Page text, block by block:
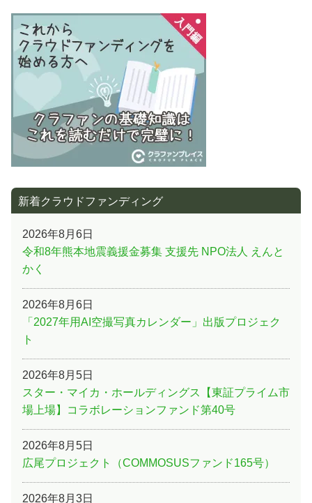
ペ
ー
ジ
送
事
新着クラウドファンディング
2026年8月6日
令和8年熊本地震義援金募集 支援先 NPO法人 えんと
かく
2026年8月6日
「2027年用AI空撮写真カレンダー」出版プロジェク
ト
2026年8月5日
スター・マイカ・ホールディングス【東証プライム市
場上場】コラボレーションファンド第40号
2026年8月5日
広尾プロジェクト（COMMOSUSファンド165号）
2026年8月3日